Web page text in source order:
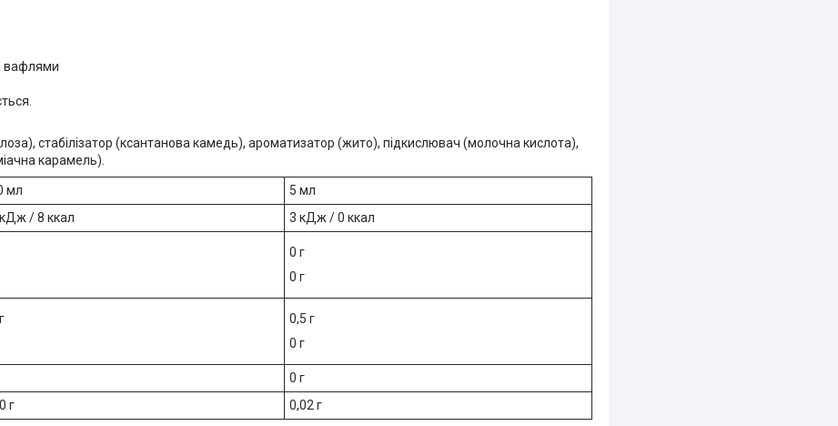
вафлями
стабілізатор (ксантанова камедь), ароматизатор (жито), підкислювач (молочна кислота),
карамель).
мл
5 мл
/ 8 ккал 3 кДж / 0 ккал
0 г
0 г
0,5 г
0 г
0 г
г 0,02 г